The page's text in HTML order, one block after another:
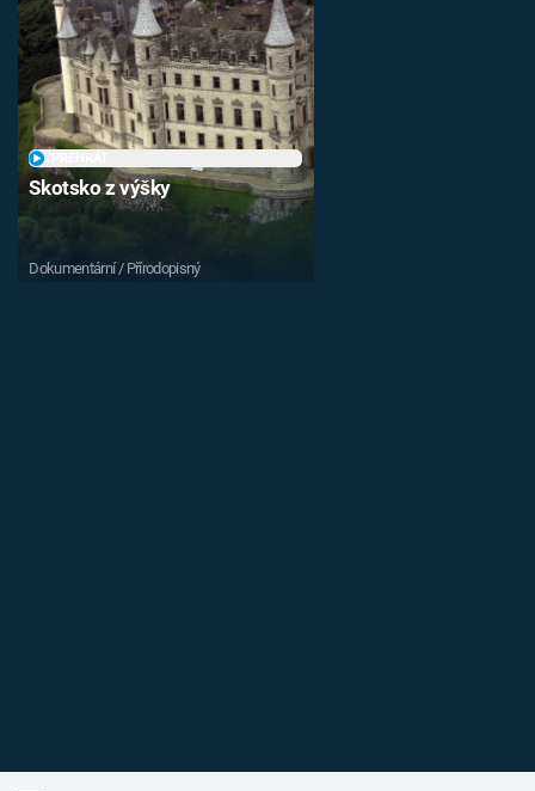
Skotsko z výšky
Dokumentární / Přírodopisný